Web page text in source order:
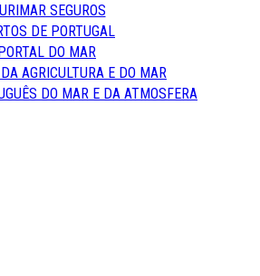
SEGUROS
DE PORTUGAL
DO MAR
AGRICULTURA E DO MAR
DO MAR E DA ATMOSFERA